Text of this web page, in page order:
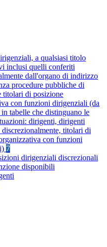
a qualsiasi titolo
inclusi quelli conferiti
dall'organo di indirizzo
procedure pubbliche di
titolari di posizione
con funzioni dirigenziali (da
tabelle che distinguano le
dirigenti, dirigenti
titolari di
con funzioni
7
dirigenziali discrezionali
disponibili